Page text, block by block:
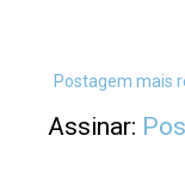
Postagem mais
Assinar: